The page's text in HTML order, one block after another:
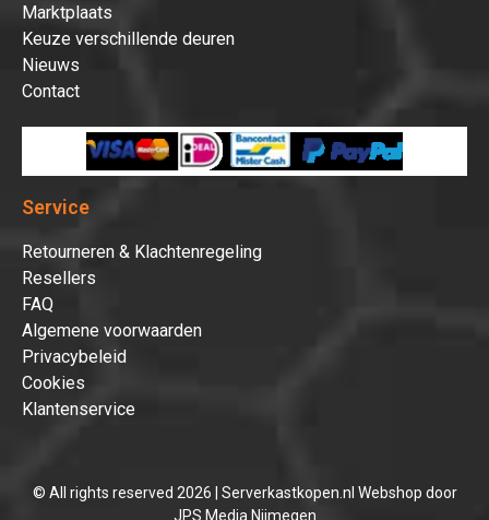
Marktplaats
Keuze verschillende deuren
Nieuws
Contact
Service
Retourneren & Klachtenregeling
Resellers
FAQ
Algemene voorwaarden
Privacybeleid
Cookies
Klantenservice
© All rights reserved 2026 | Serverkastkopen.nl Webshop door
JPS Media Nijmegen